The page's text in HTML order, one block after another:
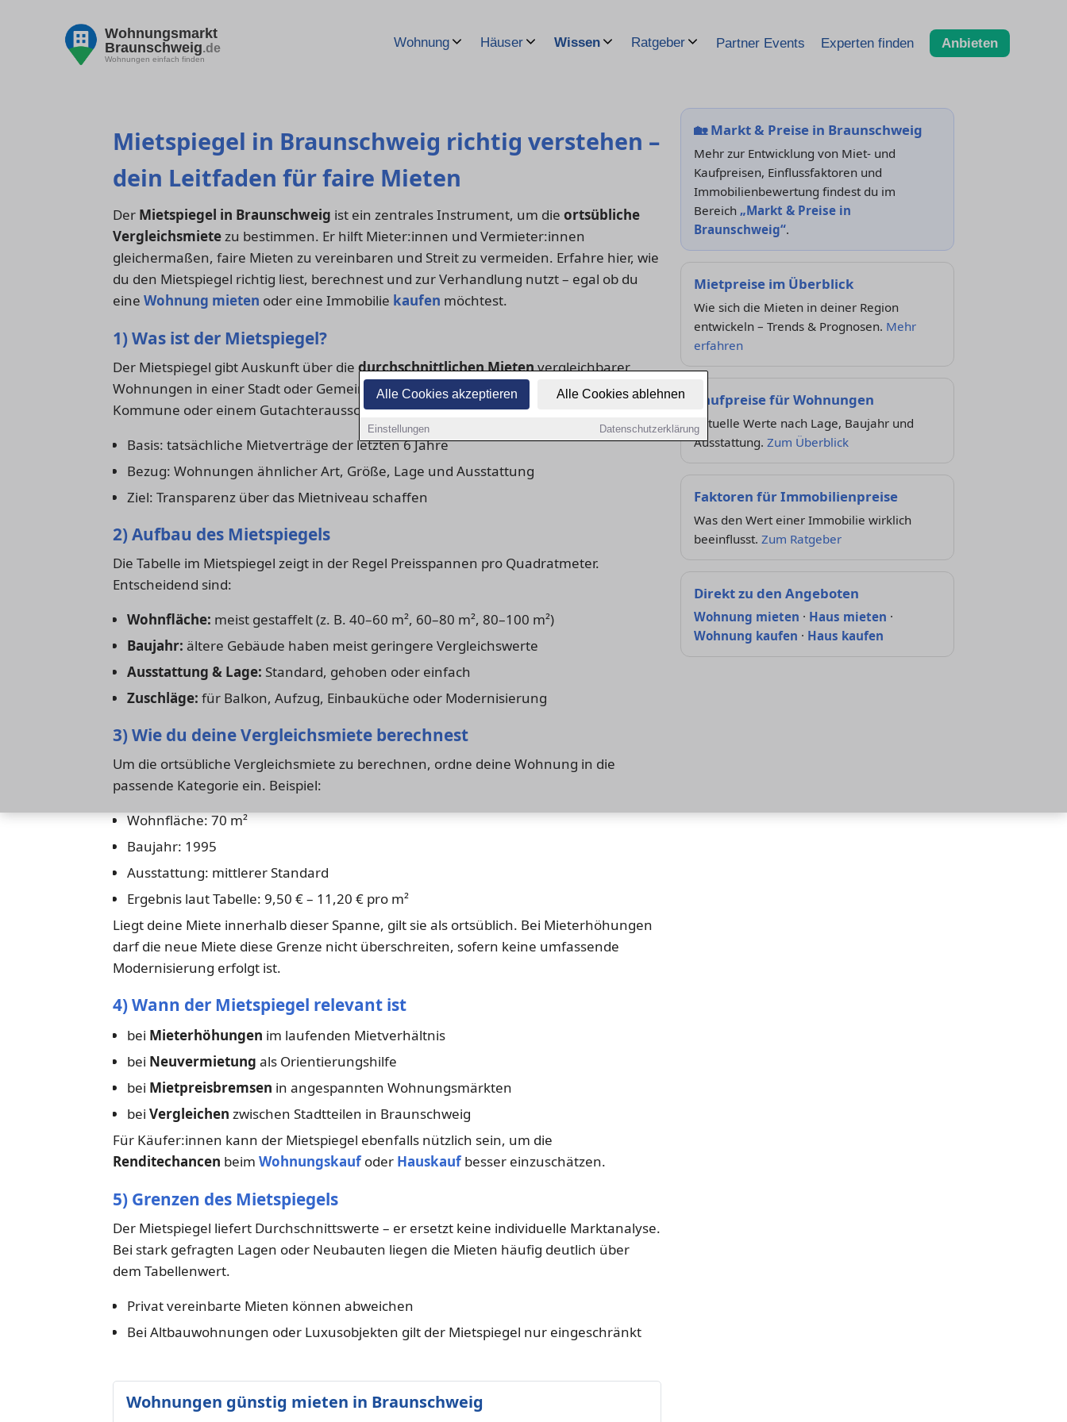
Alle Cookies akzeptieren Alle Cookies ablehnen
Einstellungen Datenschutzerklärung
Wohnungsmarkt
Braunschweig.de
Wohnungen einfach finden
Wohnung Häuser Wissen Ratgeber Partner Events Experten finden Anbieten
Mietspiegel in Braunschweig richtig verstehen –
dein Leitfaden für faire Mieten
Der Mietspiegel in Braunschweig ist ein zentrales Instrument, um die ortsübliche
Vergleichsmietezu bestimmen. Er hilft Mieter:innen und Vermieter:innen
gleichermaßen, faire Mieten zu vereinbaren und Streit zu vermeiden. Erfahre hier, wie
du den Mietspiegel richtig liest, berechnest und zur Verhandlung nutzt – egal ob du
eine Wohnung mieten oder eine Immobilie kaufen möchtest.
1) Was ist der Mietspiegel?
Der Mietspiegel gibt Auskunft über die durchschnittlichen Mietenvergleichbarer
Wohnungen in einer Stadt oder Gemeinde. Er wird meist alle zwei Jahre von der
Kommune oder einem Gutachterausschuss aktualisiert.
Basis: tatsächliche Mietverträge der letzten 6 Jahre
Bezug: Wohnungen ähnlicher Art, Größe, Lage und Ausstattung
Ziel: Transparenz über das Mietniveau schaffen
2) Aufbau des Mietspiegels
Die Tabelle im Mietspiegel zeigt in der Regel Preisspannen pro Quadratmeter.
Entscheidend sind:
Wohnfläche: meist gestaffelt (z. B. 40–60 m², 60–80 m², 80–100 m²)
Baujahr: ältere Gebäude haben meist geringere Vergleichswerte
Ausstattung & Lage: Standard, gehoben oder einfach
Zuschläge: für Balkon, Aufzug, Einbauküche oder Modernisierung
3) Wie du deine Vergleichsmiete berechnest
Um die ortsübliche Vergleichsmiete zu berechnen, ordne deine Wohnung in die
passende Kategorie ein. Beispiel:
Wohnfläche: 70 m²
Baujahr: 1995
Ausstattung: mittlerer Standard
Ergebnis laut Tabelle: 9,50 € – 11,20 € pro m²
Liegt deine Miete innerhalb dieser Spanne, gilt sie als ortsüblich. Bei Mieterhöhungen
darf die neue Miete diese Grenze nicht überschreiten, sofern keine umfassende
Modernisierung erfolgt ist.
4) Wann der Mietspiegel relevant ist
bei Mieterhöhungen im laufenden Mietverhältnis
bei Neuvermietung als Orientierungshilfe
bei Mietpreisbremsen in angespannten Wohnungsmärkten
bei Vergleichen zwischen Stadtteilen in Braunschweig
Für Käufer:innen kann der Mietspiegel ebenfalls nützlich sein, um die
Renditechancen beim Wohnungskaufoder Hauskaufbesser einzuschätzen.
5) Grenzen des Mietspiegels
Der Mietspiegel liefert Durchschnittswerte – er ersetzt keine individuelle Marktanalyse.
Bei stark gefragten Lagen oder Neubauten liegen die Mieten häufig deutlich über
dem Tabellenwert.
Privat vereinbarte Mieten können abweichen
Bei Altbauwohnungen oder Luxusobjekten gilt der Mietspiegel nur eingeschränkt
Wohnungen günstig mieten in Braunschweig
🏡Markt & Preise in Braunschweig
Mehr zur Entwicklung von Miet- und
Kaufpreisen, Einflussfaktoren und
Immobilienbewertung findest du im
Bereich „Markt & Preise in
Braunschweig“.
Mietpreise im Überblick
Wie sich die Mieten in deiner Region
entwickeln – Trends & Prognosen. Mehr
erfahren
Kaufpreise für Wohnungen
Aktuelle Werte nach Lage, Baujahr und
Ausstattung. Zum Überblick
Faktoren für Immobilienpreise
Was den Wert einer Immobilie wirklich
beeinflusst. Zum Ratgeber
Direkt zu den Angeboten
Wohnung mieten · Haus mieten ·
Wohnung kaufen · Haus kaufen